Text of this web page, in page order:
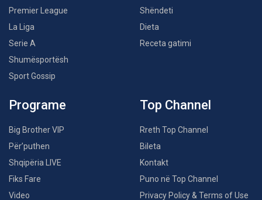
Premier League
La Liga
Serie A
Shumësportësh
Sport Gossip
Shëndeti
Dieta
Receta gatimi
Programe
Big Brother VIP
Për’puthen
Shqipëria LIVE
Fiks Fare
Video
Top Channel
Rreth Top Channel
Bileta
Kontakt
Puno në Top Channel
Privacy Policy & Terms of Use